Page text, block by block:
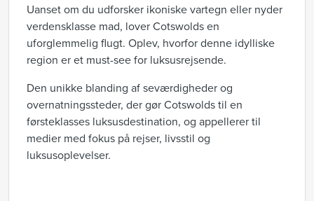
Uanset om du udforsker ikoniske vartegn eller nyder
verdensklasse mad, lover Cotswolds en
uforglemmelig flugt. Oplev, hvorfor denne idylliske
region er et must-see for luksusrejsende.
Den unikke blanding af seværdigheder og
overnatningssteder, der gør Cotswolds til en
førsteklasses luksusdestination, og appellerer til
medier med fokus på rejser, livsstil og
luksusoplevelser.